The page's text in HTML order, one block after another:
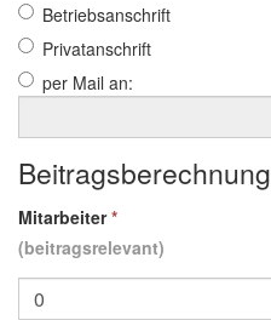
Betriebsanschrift
Privatanschrift
per Mail an:
Beitragsberechnung
Mitarbeiter*
(beitragsrelevant)